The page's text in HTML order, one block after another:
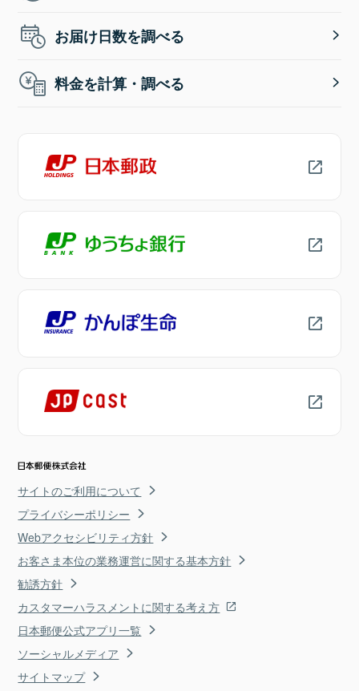
お届け日数を調べる
料金を計算・調べる
サイトのご利用について
プライバシーポリシー
Webアクセシビリティ方針
お客さま本位の業務運営に関する基本方針
勧誘方針
カスタマーハラスメントに関する考え方
日本郵便公式アプリ一覧
ソーシャルメディア
サイトマップ